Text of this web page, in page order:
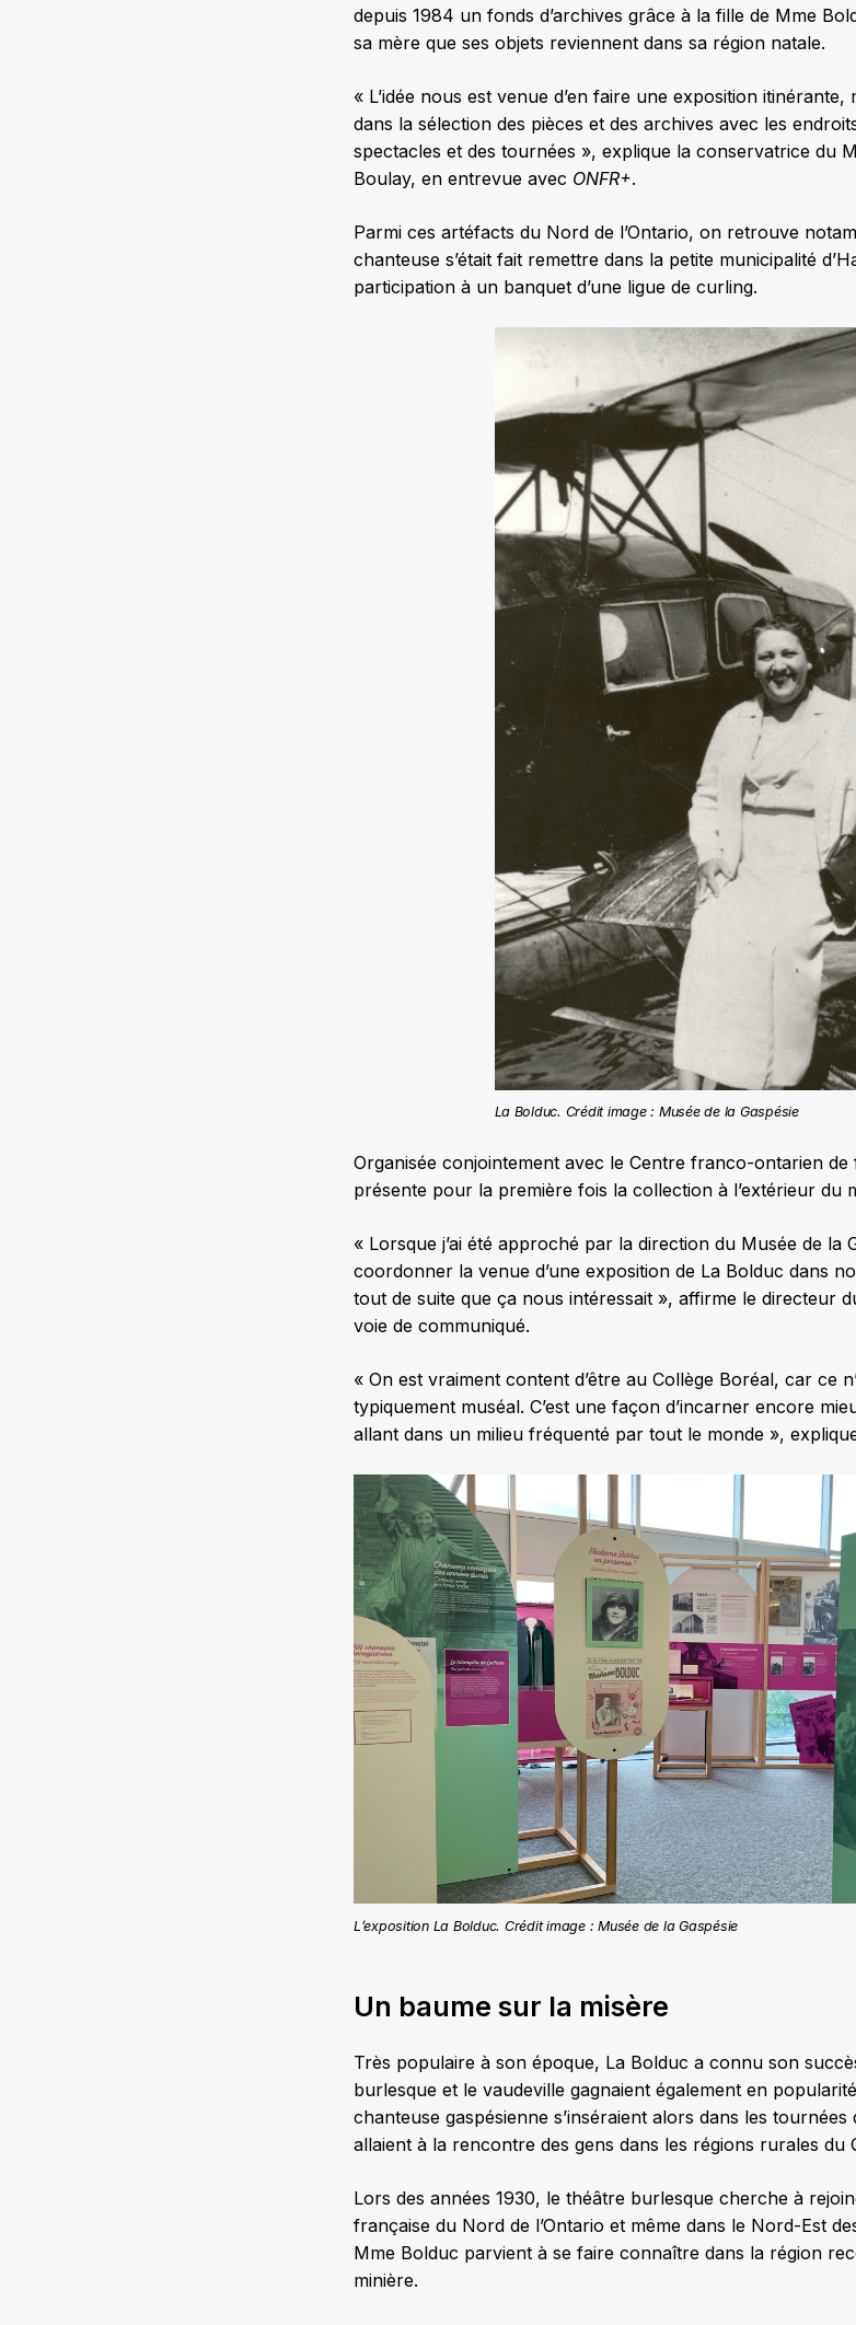
depuis 1984 un fonds d’archives grâce à la fille de Mme
sa mère que ses objets reviennent dans sa région natale.
« L’idée nous est venue d’en faire une exposition itinérante,
dans la sélection des pièces et des archives avec les
spectacles et des tournées », explique la conservatrice du
Boulay, en entrevue avec ONFR+.
Parmi ces artéfacts du Nord de l’Ontario, on retrouve
chanteuse s’était fait remettre dans la petite municipalité
participation à un banquet d’une ligue de curling.
La Bolduc. Crédit image : Musée de la Gaspésie
Organisée conjointement avec le Centre franco-ontarien
présente pour la première fois la collection à l’extérieur du
« Lorsque j’ai été approché par la direction du Musée de la
coordonner la venue d’une exposition de La Bolduc dans
tout de suite que ça nous intéressait », affirme le directeur
voie de communiqué.
« On est vraiment content d’être au Collège Boréal, car ce
typiquement muséal. C’est une façon d’incarner encore
allant dans un milieu fréquenté par tout le monde »,
L’exposition La Bolduc. Crédit image : Musée de la Gaspésie
Un baume sur la misère
Très populaire à son époque, La Bolduc a connu son
burlesque et le vaudeville gagnaient également en
chanteuse gaspésienne s’inséraient alors dans les
allaient à la rencontre des gens dans les régions rurales du
Lors des années 1930, le théâtre burlesque cherche à
française du Nord de l’Ontario et même dans le Nord-Est
Mme Bolduc parvient à se faire connaître dans la région
minière.